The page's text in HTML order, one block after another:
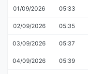
01/09/2026 05:33
02/09/2026 05:35
03/09/2026 05:37
04/09/2026 05:39